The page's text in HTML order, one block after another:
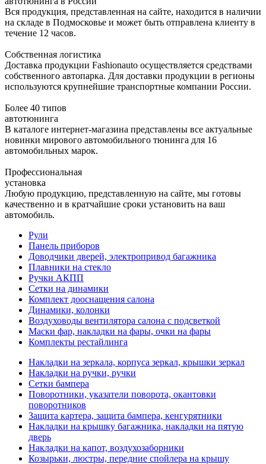
Вся продукция, представленная на сайте, находится в наличии
на складе в Подмосковье и может быть отправлена клиенту в
течение 12 часов.
Собственная логистика
Доставка продукции Fashionauto осуществляется средствами
собственного автопарка. Для доставки продукции в регионы
используются крупнейшие транспортные компании России.
Более 40 типов
автотюнинга
В каталоге интернет-магазина представлены все актуальные
новинки мирового автомобильного тюнинга для 16
автомобильных марок.
Профессиональная
установка
Любую продукцию, представленную на сайте, мы готовы
качественно и в кратчайшие сроки установить на ваш
автомобиль.
Рули
Панель приборов
Доводчики дверей, электропривод багажника
Плавники на стекло
Ручки АКПП
Сетки на динамики
Комплект дооснащения салона
Динамики, колонки
Воздуховоды вентилятора салона с подсветкой
Маски фар, накладки на фары, очки на фары
Комплекты рестайлинга
Накладки на зеркала, корпуса зеркал, крышки зеркал
Накладки на ручки, ручки
Сетки бампера
Поворотники, указатели поворота, окантовки
поворотников
Защита картера, защита бампера, кенгурятники
Накладки на крышку багажника, накладки на пятую
дверь
Накладки на капот, воздухозаборники
Козырьки, люстры, передние спойлера на крышу